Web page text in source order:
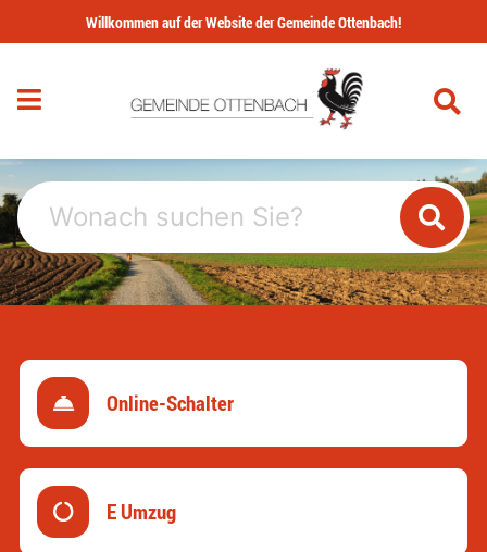
Navigation überspringen
Willkommen auf der Website der Gemeinde Ottenbach!
Online-Schalter
E Umzug